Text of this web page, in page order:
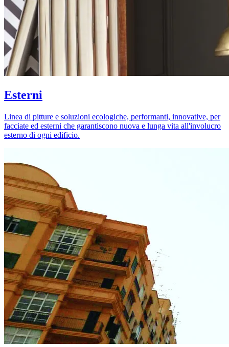
Esterni
Linea di pitture e soluzioni ecologiche, performanti, innovative, per
facciate ed esterni che garantiscono nuova e lunga vita all'involucro
esterno di ogni edificio.